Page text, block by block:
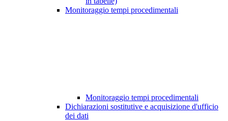
Monitoraggio tempi procedimentali
Monitoraggio tempi procedimentali
Dichiarazioni sostitutive e acquisizione d'ufficio
dei dati